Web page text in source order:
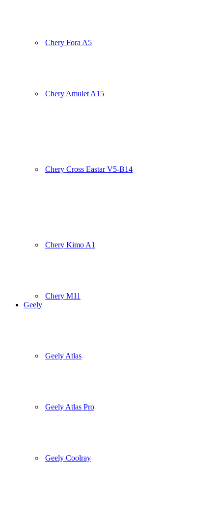
Chery Fora A5
Chery Amulet A15
Chery Cross Eastar V5-B14
Chery Kimo A1
Chery M11
Geely
Geely Atlas
Geely Atlas Pro
Geely Coolray